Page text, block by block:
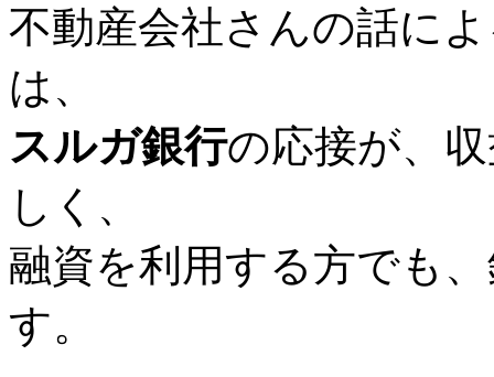
不動産会社さんの話に
は、
スルガ銀行の応接が、
しく、
融資を利用する方でも
す。